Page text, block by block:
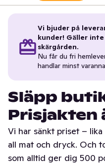
Vi bjuder på
kunder! Gäller
skärgården.
Nu får du fri
handlar minst
Släpp
Prisjakten
Vi har sänkt priset –
all mat och dryck. Och
som alltid ger dig 500